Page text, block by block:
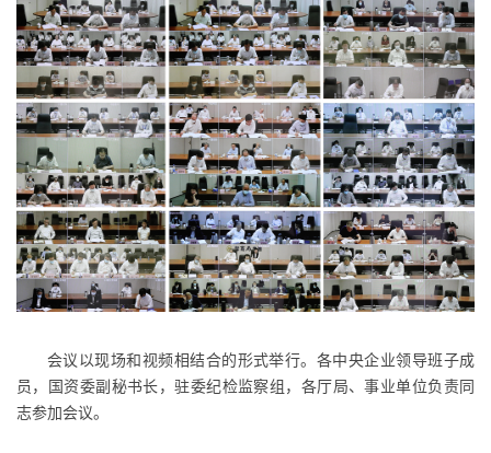
会议以现场和视频相结合的形式举行。各中央企业领导班子成
员，国资委副秘书长，驻委纪检监察组，各厅局、事业单位负责同
志参加会议。